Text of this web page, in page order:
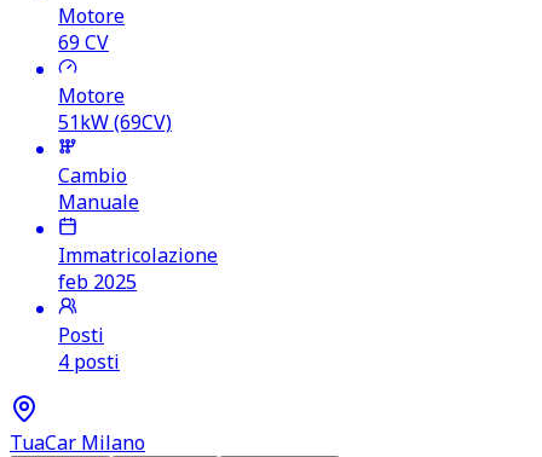
Motore
69CV
Motore
51kW (69CV)
Cambio
Manuale
Immatricolazione
feb 2025
Posti
4 posti
TuaCar Milano